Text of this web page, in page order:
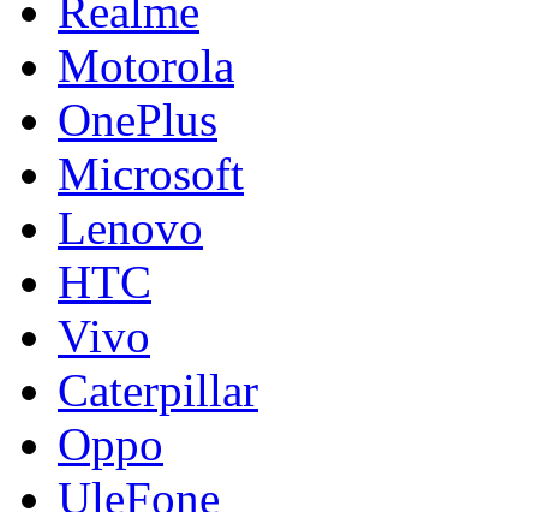
Realme
Motorola
OnePlus
Microsoft
Lenovo
HTC
Vivo
Caterpillar
Oppo
UleFone